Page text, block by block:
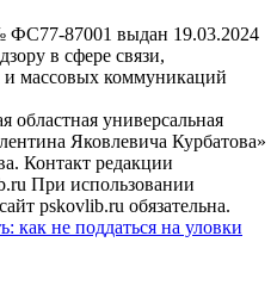
87001 выдан 19.03.2024
в сфере связи,
массовых коммуникаций
областная универсальная
Яковлевича Курбатова»
Контакт редакции
При использовании
pskovlib.ru обязательна.
как не поддаться на уловки